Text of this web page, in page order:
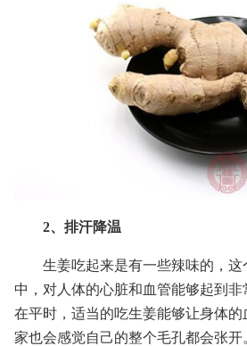
2、排汗降温
生姜吃起来是有一些辣味的，
中，对人体的心脏和血管能够起到
在平时，适当的吃生姜能够让身体
家也会感觉自己的整个毛孔都会张